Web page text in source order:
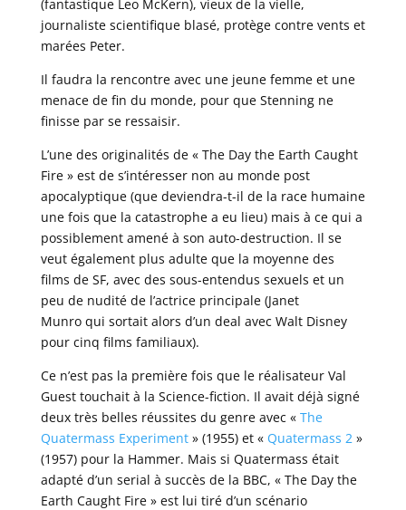
(fantastique Leo McKern), vieux de la vielle,
journaliste scientifique blasé, protège contre vents et
marées Peter.
Il faudra la rencontre avec une jeune femme et une
menace de fin du monde, pour que Stenning ne
finisse par se ressaisir.
L’une des originalités de « The Day the Earth Caught
Fire » est de s’intéresser non au monde post
apocalyptique (que deviendra-t-il de la race humaine
une fois que la catastrophe a eu lieu) mais à ce qui a
possiblement amené à son auto-destruction. Il se
veut également plus adulte que la moyenne des
films de SF, avec des sous-entendus sexuels et un
peu de nudité de l’actrice principale (Janet
Munro qui sortait alors d’un deal avec Walt Disney
pour cinq films familiaux).
Ce n’est pas la première fois que le réalisateur Val
Guest touchait à la Science-fiction. Il avait déjà signé
deux très belles réussites du genre avec « The
Quatermass Experiment» (1955) et « Quatermass 2 »
(1957) pour la Hammer. Mais si Quatermass était
adapté d’un serial à succès de la BBC, « The Day the
Earth Caught Fire » est lui tiré d’un scénario